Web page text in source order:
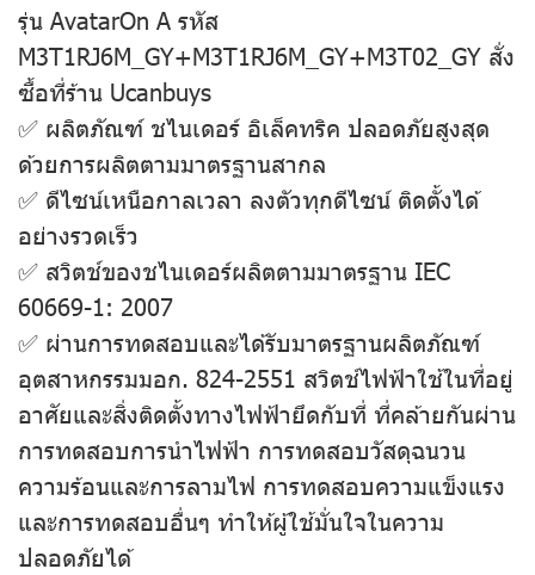
รุ่น AvatarOn A รหัส
M3T1RJ6M_GY+M3T1RJ6M_GY+M3T02_GY สั่ง
ซื้อที่ร้าน Ucanbuys
✅ ผลิตภัณฑ์ ชไนเดอร์ อิเล็คทริค ปลอดภัยสูงสุด
ด้วยการผลิตตามมาตรฐานสากล
✅ ดีไซน์เหนือกาลเวลา ลงตัวทุกดีไซน์ ติดตั้งได้
อย่างรวดเร็ว
✅ สวิตช์ของชไนเดอร์ผลิตตามมาตรฐาน IEC
60669-1: 2007
✅ ผ่านการทดสอบและได้รับมาตรฐานผลิตภัณฑ์
อุตสาหกรรมมอก. 824-2551 สวิตช์ไฟฟ้าใช้ในที่อยู่
อาศัยและสิ่งติดตั้งทางไฟฟ้ายึดกับที่ ที่คล้ายกันผ่าน
การทดสอบการนําไฟฟ้า การทดสอบวัสดุฉนวน
ความร้อนและการลามไฟ การทดสอบความแข็งแรง
และการทดสอบอื่นๆ ทําให้ผู้ใช้มั่นใจในความ
ปลอดภัยได้